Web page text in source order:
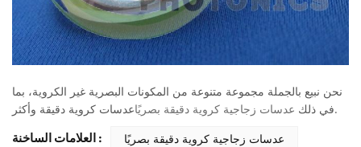
نحن نبيع بالجملة مجموعة متنوعة من المكونات البصرية غير الكروية، بما
في ذلك عدسات زجاجية كروية دقيقة بصريًا
عدسات كروية دقيقة وأكثر.
العلامات الساخنة :
عدسات زجاجية كروية دقيقة بصريًا